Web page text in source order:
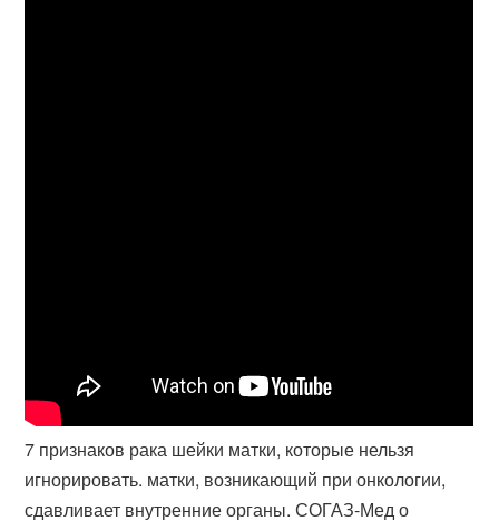
7 признаков рака шейки матки, которые нельзя
игнорировать. матки, возникающий при онкологии,
сдавливает внутренние органы. СОГАЗ-Мед о